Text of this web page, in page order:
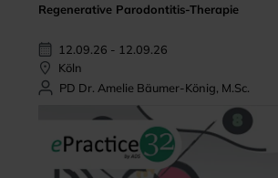
Regenerative Parodontitis-Therapie
12.09.26 - 12.09.26
Köln
PD Dr. Amelie Bäumer-König, M.Sc.